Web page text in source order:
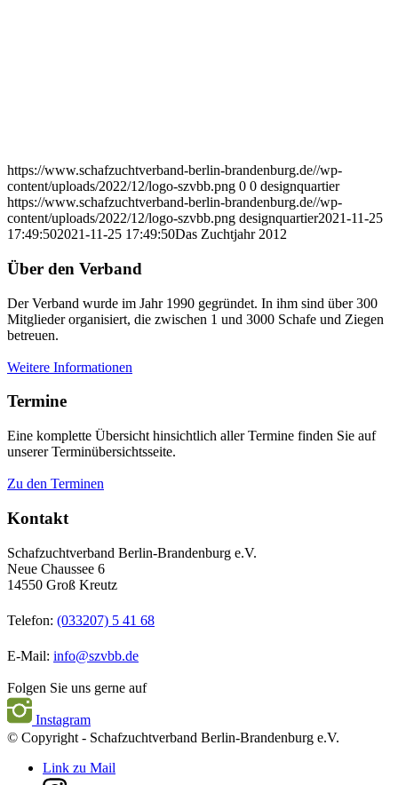
https://www.schafzuchtverband-berlin-brandenburg.de//wp-
content/uploads/2022/12/logo-szvbb.png 0 0 designquartier
https://www.schafzuchtverband-berlin-brandenburg.de//wp-
content/uploads/2022/12/logo-szvbb.png designquartier2021-11-25
17:49:502021-11-25 17:49:50Das Zuchtjahr 2012
Über den Verband
Der Verband wurde im Jahr 1990 gegründet. In ihm sind über 300
Mitglieder organisiert, die zwischen 1 und 3000 Schafe und Ziegen
betreuen.
Weitere Informationen
Termine
Eine komplette Übersicht hinsichtlich aller Termine finden Sie auf
unserer Terminübersichtsseite.
Zu den Terminen
Kontakt
Schafzuchtverband Berlin-Brandenburg e.V.
Neue Chaussee 6
14550 Groß Kreutz
Telefon: (033207) 5 41 68
E-Mail: info@szvbb.de
Folgen Sie uns gerne auf
Instagram
© Copyright - Schafzuchtverband Berlin-Brandenburg e.V.
Link zu Mail